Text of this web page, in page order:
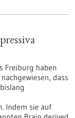
Freiburg haben
dass
Indem sie auf